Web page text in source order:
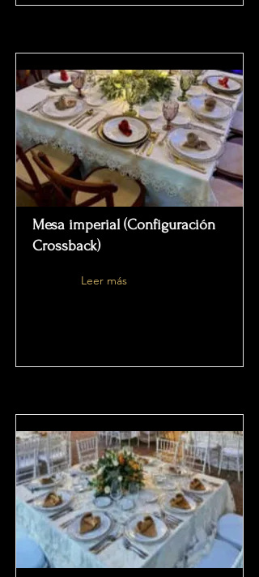
Mesa imperial (Configuración
Crossback)
Leer más